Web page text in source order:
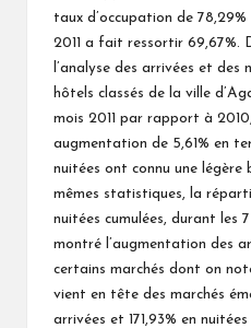
taux d’occupation de
2011 a fait ressortir 69,67%.
l’analyse des arrivées et des
hôtels classés de la ville
mois 2011 par rapport à
augmentation de 5,61% en
nuitées ont connu une légère
mêmes statistiques, la
nuitées cumulées, durant les
montré l’augmentation des
certains marchés dont on
vient en tête des marchés
arrivées et 171,93% en